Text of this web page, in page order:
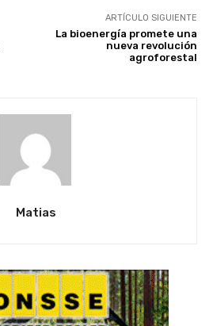
ARTÍCULO SIGUIENTE
La bioenergía promete una
nueva revolución
agroforestal
Matias